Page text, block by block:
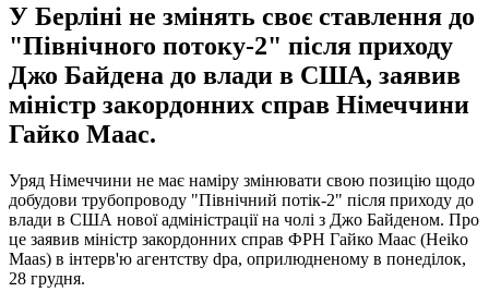
У Берліні не змінять своє ставлення до
"Північного потоку-2" після приходу
Джо Байдена до влади в США, заявив
міністр закордонних справ Німеччини
Гайко Маас.
Уряд Німеччини не має наміру змінювати свою позицію щодо
добудови трубопроводу "Північний потік-2" після приходу до
влади в США нової адміністрації на чолі з Джо Байденом. Про
це заявив міністр закордонних справ ФРН Гайко Маас (Heiko
Maas) в інтерв'ю агентству dpa, оприлюдненому в понеділок,
28 грудня.